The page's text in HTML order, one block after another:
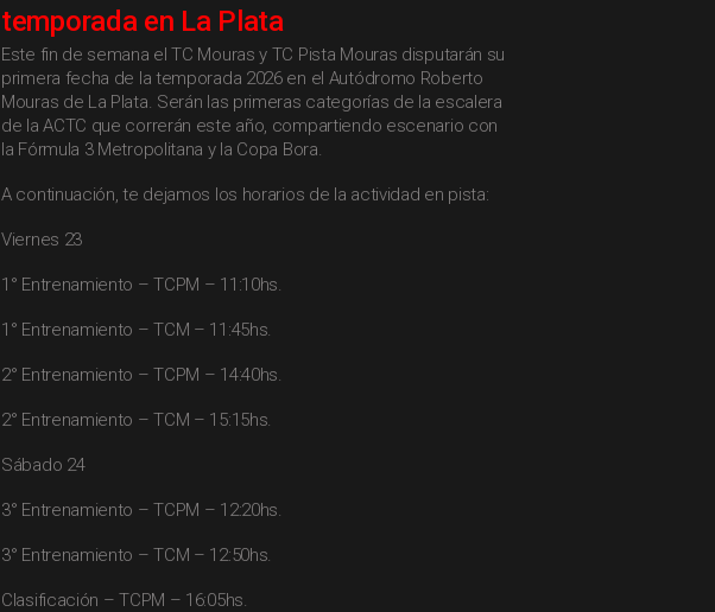
temporada en La Plata
Este fin de semana el TC Mouras y TC Pista Mouras disputarán su
primera fecha de la temporada 2026 en el Autódromo Roberto
Mouras de La Plata. Serán las primeras categorías de la escalera
de la ACTC que correrán este año, compartiendo escenario con
la Fórmula 3 Metropolitana y la Copa Bora.
A continuación, te dejamos los horarios de la actividad en pista:
Viernes 23
1° Entrenamiento – TCPM – 11:10hs.
1° Entrenamiento – TCM – 11:45hs.
2° Entrenamiento – TCPM – 14:40hs.
2° Entrenamiento – TCM – 15:15hs.
Sábado 24
3° Entrenamiento – TCPM – 12:20hs.
3° Entrenamiento – TCM – 12:50hs.
Clasificación – TCPM – 16:05hs.